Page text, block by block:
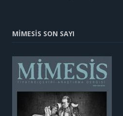
MİMESİS SON SAYI